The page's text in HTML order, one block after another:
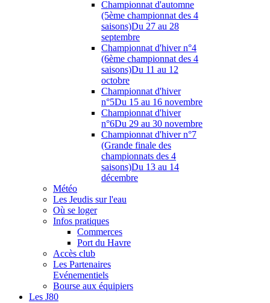
Championnat d'automne
(5ème championnat des 4
saisons)Du 27 au 28
septembre
Championnat d'hiver n°4
(6ème championnat des 4
saisons)Du 11 au 12
octobre
Championnat d'hiver
n°5Du 15 au 16 novembre
Championnat d'hiver
n°6Du 29 au 30 novembre
Championnat d'hiver n°7
(Grande finale des
championnats des 4
saisons)Du 13 au 14
décembre
Météo
Les Jeudis sur l'eau
Où se loger
Infos pratiques
Commerces
Port du Havre
Accès club
Les Partenaires
Evénementiels
Bourse aux équipiers
Les J80